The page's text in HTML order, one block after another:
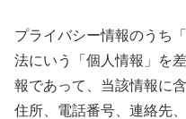
プライバシー情報のうち
法にいう「個人情報」を
報であって、当該情報に
住所、電話番号、連絡先